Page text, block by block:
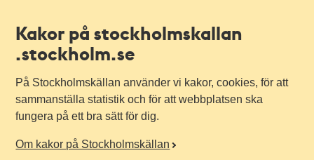
Kakor på stockholmskallan
.stockholm.se
På Stockholmskällan använder vi kakor, cookies, för att
sammanställa statistik och för att webbplatsen ska
fungera på ett bra sätt för dig.
Om kakor på Stockholmskällan